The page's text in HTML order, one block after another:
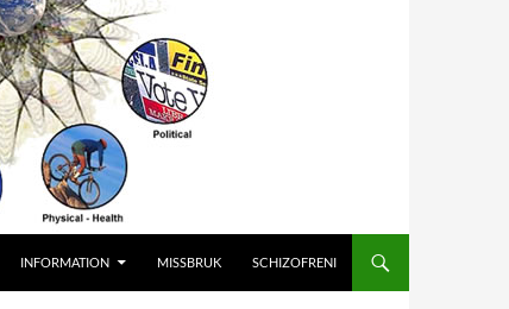
INFORMATION MISSBRUK SCHIZOFRENI